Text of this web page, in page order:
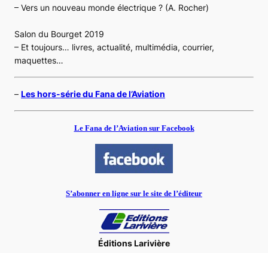
– Vers un nouveau monde électrique ? (A. Rocher)
Salon du Bourget 2019
– Et toujours… livres, actualité, multimédia, courrier,
maquettes…
– Les hors-série du Fana de l’Aviation
Le Fana de l’Aviation sur Facebook
S’abonner en ligne sur le site de l’éditeur
Éditions Larivière